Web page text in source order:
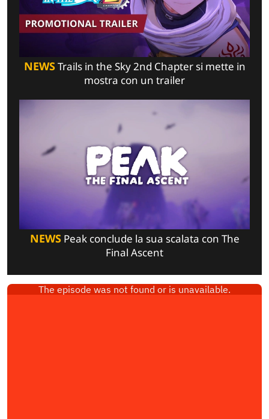
NEWSTrails in the Sky 2nd Chapter si mette in
mostra con un trailer
NEWSPeak conclude la sua scalata con The
Final Ascent